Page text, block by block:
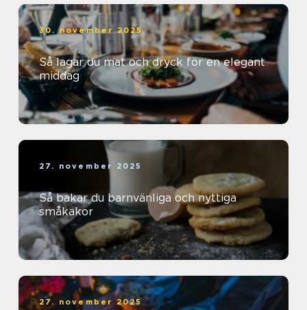
30. november 2025
Så lagar du mat och dryck för en elegant
middag
27. november 2025
Så bakar du barnvänliga och nyttiga
småkakor
27. november 2025